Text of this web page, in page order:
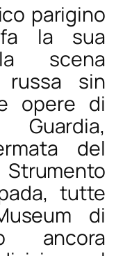
parigino
fa la sua
scena
russa sin
opere di
Guardia,
del
Strumento
, tutte
di
ancora